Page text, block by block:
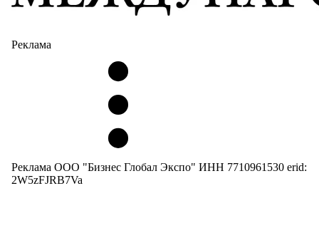
Реклама
Реклама ООО "Бизнес Глобал Экспо" ИНН 7710961530 erid:
2W5zFJRB7Va